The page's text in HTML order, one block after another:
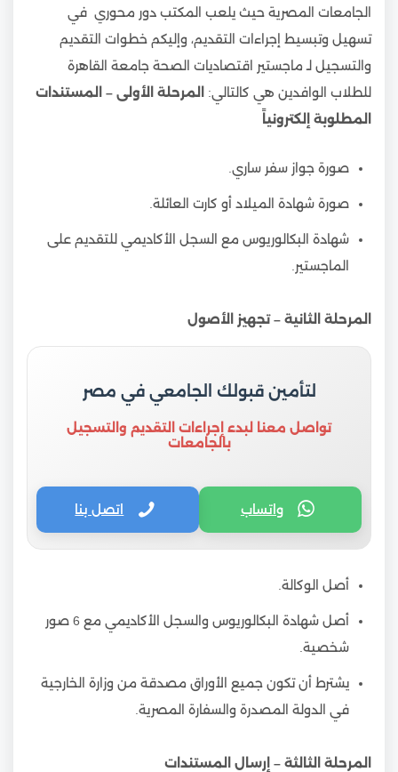
الجامعات المصرية حيث يلعب المكتب دور محوري في
تسهيل وتبسيط إجراءات التقديم، وإليكم خطوات التقديم
والتسجيل لـ ماجستير اقتصاديات الصحة جامعة القاهرة
للطلاب الوافدين هي كالتالي:
المرحلة الأولى – المستندات
المطلوبة إلكترونياً
صورة جواز سفر ساري.
صورة شهادة الميلاد أو كارت العائلة.
شهادة البكالوريوس مع السجل الأكاديمي للتقديم على
الماجستير.
المرحلة الثانية – تجهيز الأصول
لتأمين قبولك الجامعي في مصر
تواصل معنا لبدء إجراءات التقديم والتسجيل
بالجامعات
واتساب اتصل بنا
أصل الوكالة.
أصل شهادة البكالوريوس والسجل الأكاديمي مع 6 صور
شخصية.
يشترط أن تكون جميع الأوراق مصدقة من وزارة الخارجية
في الدولة المصدرة والسفارة المصرية.
المرحلة الثالثة – إرسال المستندات